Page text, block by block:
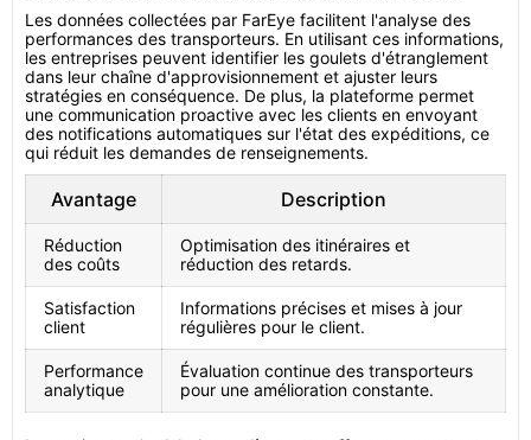
Les données collectées par FarEye facilitent l'analyse des
performances des transporteurs. En utilisant ces informations,
les entreprises peuvent identifier les goulets d'étranglement
dans leur chaîne d'approvisionnement et ajuster leurs
stratégies en conséquence. De plus, la plateforme permet
une communication proactive avec les clients en envoyant
des notifications automatiques sur l'état des expéditions, ce
qui réduit les demandes de renseignements.
Avantage Description
Réduction
des coûts
Optimisation des itinéraires et
réduction des retards.
Satisfaction
client
Informations précises et mises à jour
régulières pour le client.
Performance
analytique
Évaluation continue des transporteurs
pour une amélioration constante.